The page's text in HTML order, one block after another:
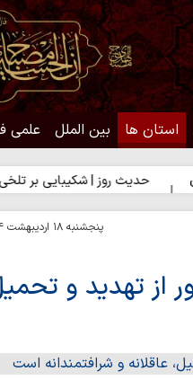
استان ها بین الملل علمی
روز | شکیبایی بر تلخی حق
پنجشنبه ۱۸ اردیبهشت ۱۴۰۴ - ۱۴:۲۷
از تهدید و